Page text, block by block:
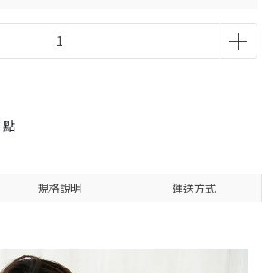
點
規格說明 運送方式